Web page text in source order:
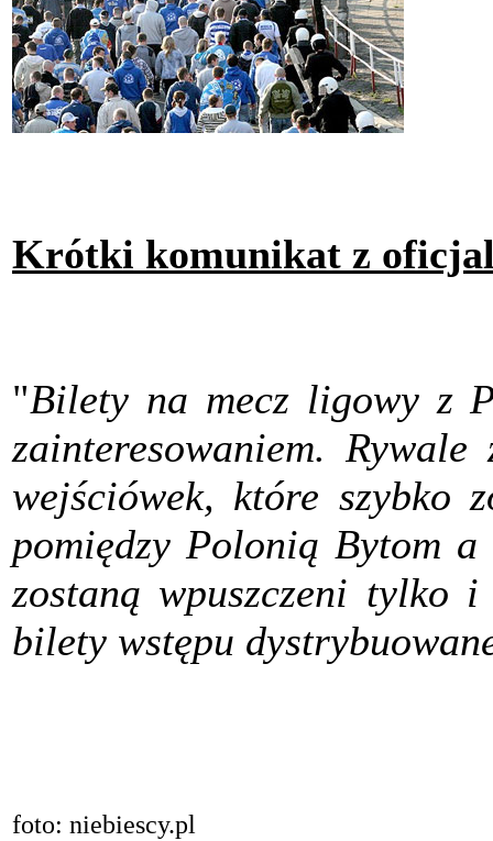
Krótki komunikat z
"Bilety na mecz ligowy z
zainteresowaniem.
wejściówek, które szybko
pomiędzy Polonią Bytom
zostaną wpuszczeni tylko
bilety wstępu
foto: niebiescy.pl